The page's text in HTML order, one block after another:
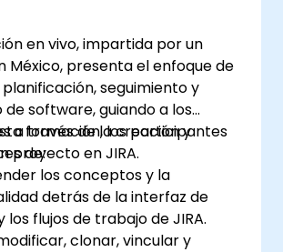
en vivo, impartida por un
México, presenta el enfoque de
seguimiento y
software, guiando a los
a través de la creación y
proyecto en JIRA.
formación, los participantes
de:
los conceptos y la
detrás de la interfaz de
los flujos de trabajo de JIRA.
clonar, vincular y